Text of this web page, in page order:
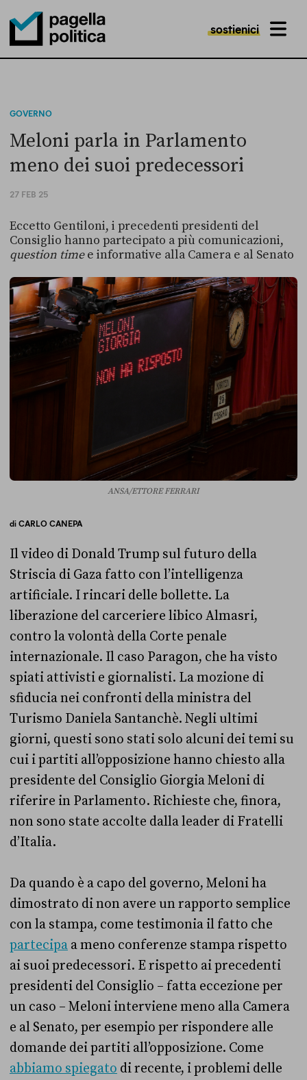
Pagella Politica Logo
sostienici MENU
GOVERNO
Meloni parla in Parlamento
meno dei suoi predecessori
27 FEB 25
Eccetto Gentiloni, i precedenti presidenti del
Consiglio hanno partecipato a più comunicazioni,
question timee informative alla Camera e al Senato
ANSA/ETTORE FERRARI
diCARLO CANEPA
Il video di Donald Trump sul futuro della
Striscia di Gaza fatto con l’intelligenza
artificiale. I rincari delle bollette. La
liberazione del carceriere libico Almasri,
contro la volontà della Corte penale
internazionale. Il caso Paragon, che ha visto
spiati attivisti e giornalisti. La mozione di
sfiducia nei confronti della ministra del
Turismo Daniela Santanchè. Negli ultimi
giorni, questi sono stati solo alcuni dei temi su
cui i partiti all’opposizione hanno chiesto alla
presidente del Consiglio Giorgia Meloni di
riferire in Parlamento. Richieste che, finora,
non sono state accolte dalla leader di Fratelli
d’Italia.
Da quando è a capo del governo, Meloni ha
dimostrato di non avere un rapporto semplice
con la stampa, come testimonia il fatto che
partecipa a meno conferenze stampa rispetto
ai suoi predecessori. E rispetto ai precedenti
presidenti del Consiglio – fatta eccezione per
un caso – Meloni interviene meno alla Camera
e al Senato, per esempio per rispondere alle
domande dei partiti all’opposizione. Come
abbiamo spiegato di recente, i problemi delle